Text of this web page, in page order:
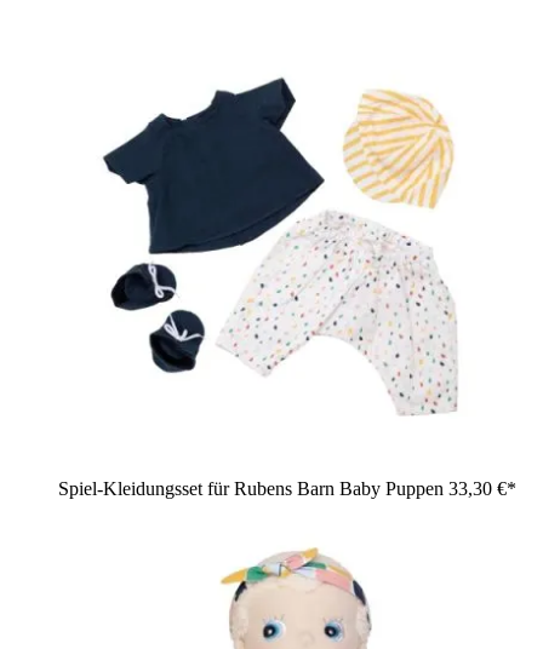
Spiel-Kleidungsset für Rubens Barn Baby Puppen 33,30 €*